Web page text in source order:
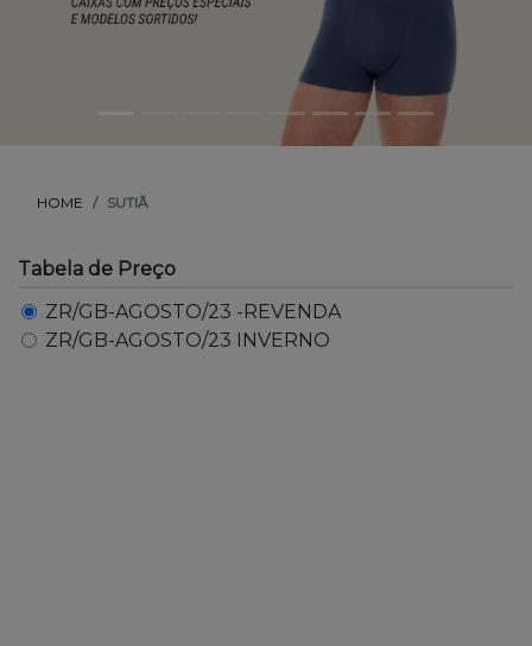
HOME SUTIÃ
Tabela de Preço
ZR/GB-AGOSTO/23 -REVENDA
ZR/GB-AGOSTO/23 INVERNO